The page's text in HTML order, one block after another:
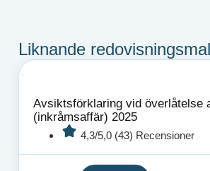
Liknande
Avsiktsförklaring vid överlåtelse
(inkråmsaffär) 2025
4,3/5,0 (43) Recensioner